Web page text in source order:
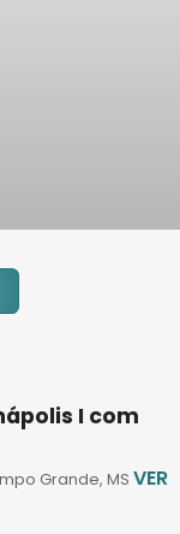
I com
Grande, MSVER